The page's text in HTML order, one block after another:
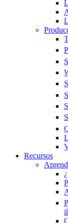
Recursos